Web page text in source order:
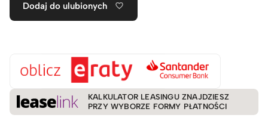
Dodaj do ulubionych
KALKULATOR LEASINGU ZNAJDZIESZ
PRZY WYBORZE FORMY PŁATNOŚCI